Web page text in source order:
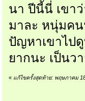
นา ปีนี้นี่ เขาว่
มาละ หนุ่มคน
ปัญหาเขาไป
ยากนะ เป็นว
« แก้ไขครั้งสุดท้าย: พฤษภาคม